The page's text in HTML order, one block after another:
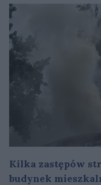
Kilka zastępów
budynek